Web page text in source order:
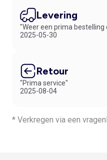
Levering
"Weer een prima bestelling
2025-05-30
Retour
"Prima service"
2025-08-04
* Verkregen via een